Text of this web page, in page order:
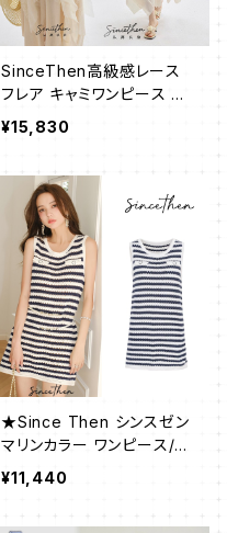
SinceThen高級感レース
フレア キャミワンピース ロ
ング
¥15,830
★Since Then シンスゼン
マリンカラー ワンピース/送
料込
¥11,440